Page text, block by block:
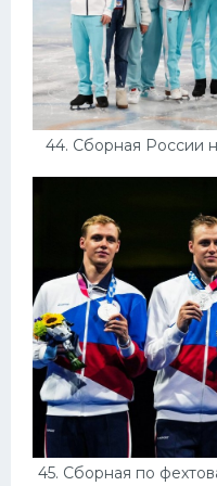
44. Сборная России
45. Сборная по